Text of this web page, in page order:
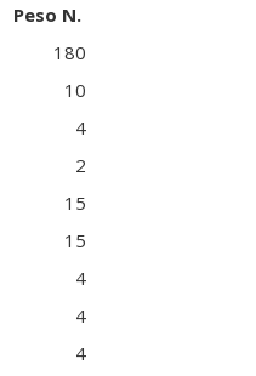
Peso N.
180
10
4
2
15
15
4
4
4